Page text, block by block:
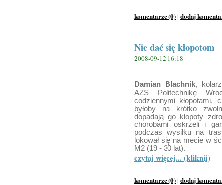
komentarze (0) | dodaj
Nie dać się kłopotom
2008-09-12 16:18
Damian Blachnik,
AZS Politechnikę
codziennymi kłopotami,
byłoby na krótko
dopadają go kłopoty
chorobami oskrzeli i
podczas wysiłku na
lokował się na mecie w
M2 (19 - 30 lat).
czytaj więcej... (kliknij)
komentarze (0) | dodaj